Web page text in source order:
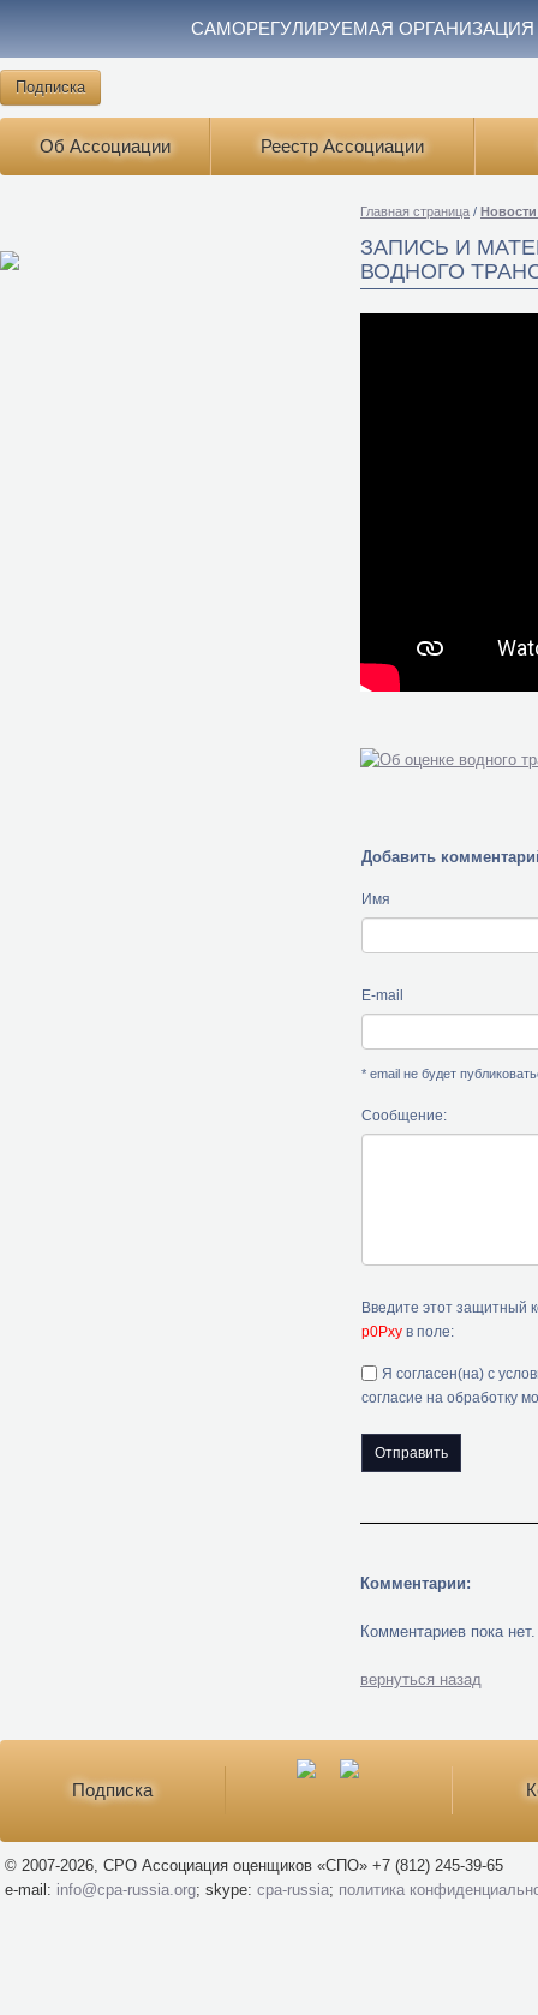
САМОРЕГУЛИРУЕМАЯ
Подписка
Об Ассоциации Реестр Ассоциации
Главная страница /
ЗАПИСЬ И
ВОДНОГО
Добавить
Имя
E-mail
* email не будет
Сообщение:
Введите этот защитный
p0Pxy в поле:
Я согласен(на) с
согласие на обработку
Комментарии:
Комментариев пока нет.
вернуться назад
Подписка
© 2007-2026, СРО Ассоциация оценщиков «СПО» +7 (812) 245-39-65
e-mail: info@cpa-russia.org; skype: cpa-russia; политика